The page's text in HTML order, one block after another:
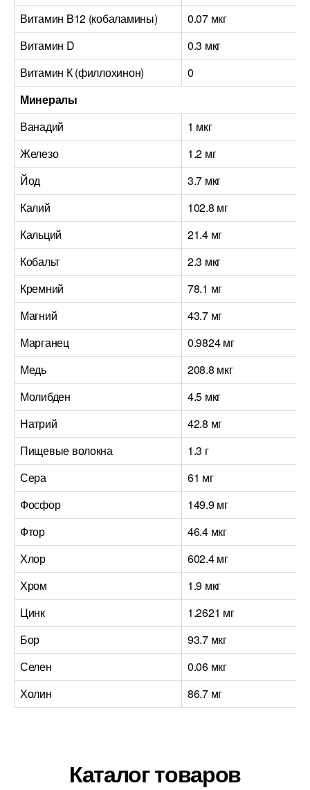
Витамин B12 (кобаламины)
0.07 мкг
Витамин D
0.3 мкг
Витамин К (филлохинон)
0
Минералы
Ванадий
1 мкг
Железо
1.2 мг
Йод
3.7 мкг
Калий
102.8 мг
Кальций
21.4 мг
Кобальт
2.3 мкг
Кремний
78.1 мг
Магний
43.7 мг
Марганец
0.9824 мг
Медь
208.8 мкг
Молибден
4.5 мкг
Натрий
42.8 мг
Пищевые волокна
1.3 г
Сера
61 мг
Фосфор
149.9 мг
Фтор
46.4 мкг
Хлор
602.4 мг
Хром
1.9 мкг
Цинк
1.2621 мг
Бор
93.7 мкг
Селен
0.06 мкг
Холин
86.7 мг
Каталог товаров